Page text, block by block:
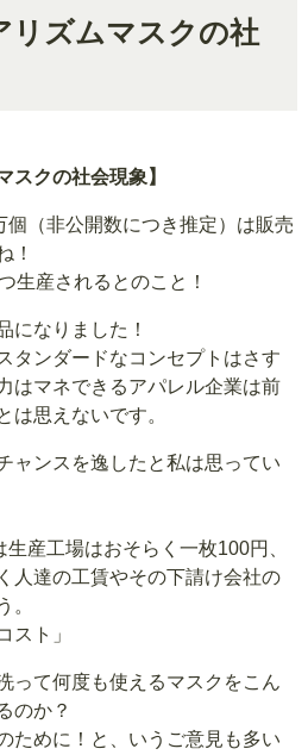
リズムマスクの社
スクの社会現象】
（非公開数につき推定）は販売
！
生産されるとのこと！
になりました！
タンダードなコンセプトはさす
はマネできるアパレル企業は前
は思えないです。
ャンスを逸したと私は思ってい
産工場はおそらく一枚100円、
人達の工賃やその下請け会社の
。
ト」
って何度も使えるマスクをこん
のか？
ために！と、いうご意見も多い